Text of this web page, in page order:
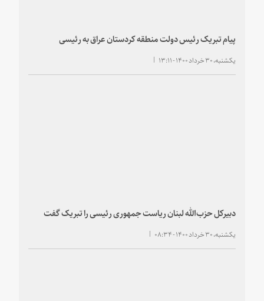
پیام تبریک رئیس دولت منطقه کردستان عراق به رئیسی
یکشنبه، ۳۰ خرداد ۱۴۰۰ - ۱۳:۱۱
دبیرکل حزب‌الله لبنان ریاست جمهوری رئیسی را تبریک گفت
یکشنبه، ۳۰ خرداد ۱۴۰۰ - ۰۸:۳۴